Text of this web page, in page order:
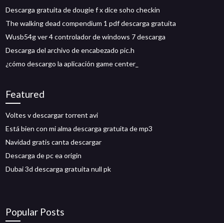
Descarga gratuita de dougie f x dice soho checkin
The walking dead compendium 1 pdf descarga gratuita
Wusb54g ver 4 controlador de windows 7 descarga
Descarga del archivo de encabezado pic.h
¿cómo descargo la aplicación game center_
Featured
Voltes v descargar torrent avi
Está bien con mi alma descarga gratuita de mp3
Navidad gratis canta descargar
Descarga de pc ea origin
Dubai 3d descarga gratuita null pk
Popular Posts